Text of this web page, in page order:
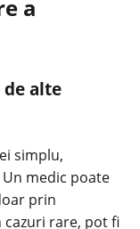
a
alte
simplu,
medic poate
prin
cazuri rare, pot fi